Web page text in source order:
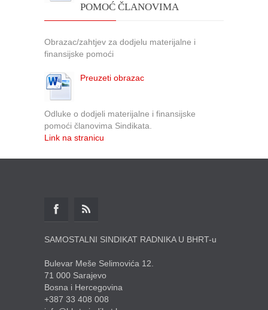
POMOĆ ČLANOVIMA
Obrazac/zahtjev za dodjelu materijalne i
finansijske pomoći
Preuzeti obrazac
Odluke o dodjeli materijalne i finansijske
pomoći članovima Sindikata.
Link na stranicu
SAMOSTALNI SINDIKAT RADNIKA U BHRT-u
Bulevar Meše Selimovića 12.
71 000 Sarajevo
Bosna i Hercegovina
+387 33 408 008